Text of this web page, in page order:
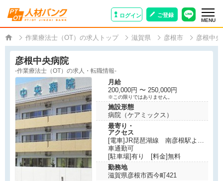
ログイン ご登録
MENU
作業療法士（OT）の求人トップ 滋賀県 彦根市 彦根中
彦根中央病院
-作業療法士（OT）の求人・転職情報-
月給
200,000円 〜 250,000円
※この限りではありません。
施設形態
病院（ケアミックス）
最寄り・
アクセス
[電車]JR琵琶湖線 南彦根駅より
徒歩10分
車通勤可
[駐車場]有り [料金]無料
勤務地
滋賀県彦根市西今町421